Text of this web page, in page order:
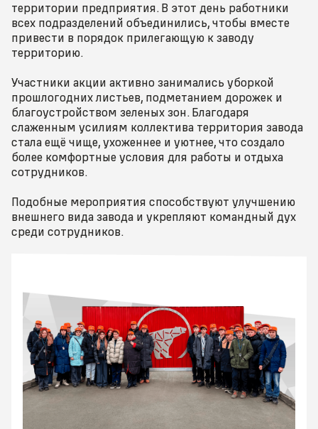
территории предприятия. В этот день работники
всех подразделений объединились, чтобы вместе
привести в порядок прилегающую к заводу
территорию.
Участники акции активно занимались уборкой
прошлогодних листьев, подметанием дорожек и
благоустройством зеленых зон. Благодаря
слаженным усилиям коллектива территория завода
стала ещё чище, ухоженнее и уютнее, что создало
более комфортные условия для работы и отдыха
сотрудников.
Подобные мероприятия способствуют улучшению
внешнего вида завода и укрепляют командный дух
среди сотрудников.